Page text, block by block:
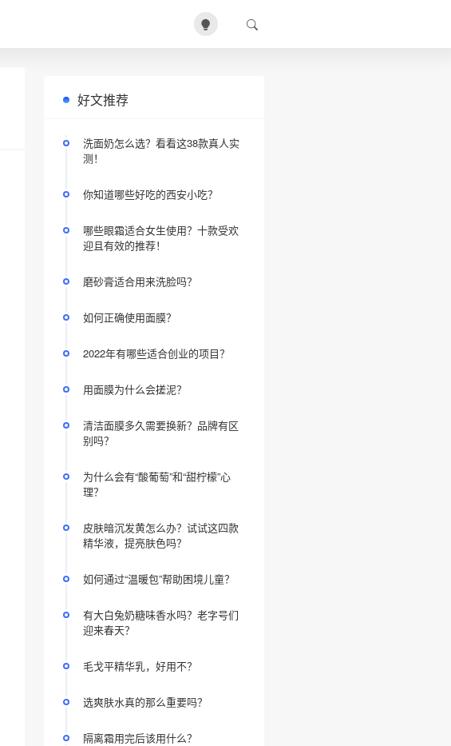
好文推荐
洗面奶怎么选？看看这38款真人实
测！
你知道哪些好吃的西安小吃？
哪些眼霜适合女生使用？十款受欢
迎且有效的推荐！
磨砂膏适合用来洗脸吗？
如何正确使用面膜？
2022年有哪些适合创业的项目？
用面膜为什么会搓泥？
清洁面膜多久需要换新？品牌有区
别吗？
为什么会有“酸葡萄”和“甜柠檬”心
理？
皮肤暗沉发黄怎么办？试试这四款
精华液，提亮肤色吗？
如何通过“温暖包”帮助困境儿童？
有大白兔奶糖味香水吗？老字号们
迎来春天？
毛戈平精华乳，好用不？
选爽肤水真的那么重要吗？
隔离霜用完后该用什么？